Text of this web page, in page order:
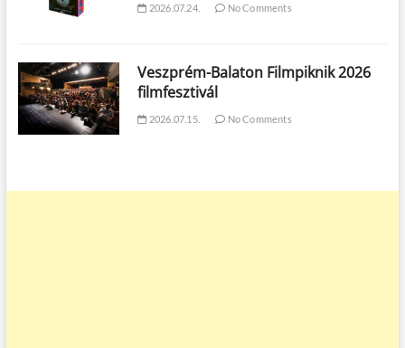
2026.07.24. No Comments
Veszprém-Balaton Filmpiknik 2026
filmfesztivál
2026.07.15. No Comments